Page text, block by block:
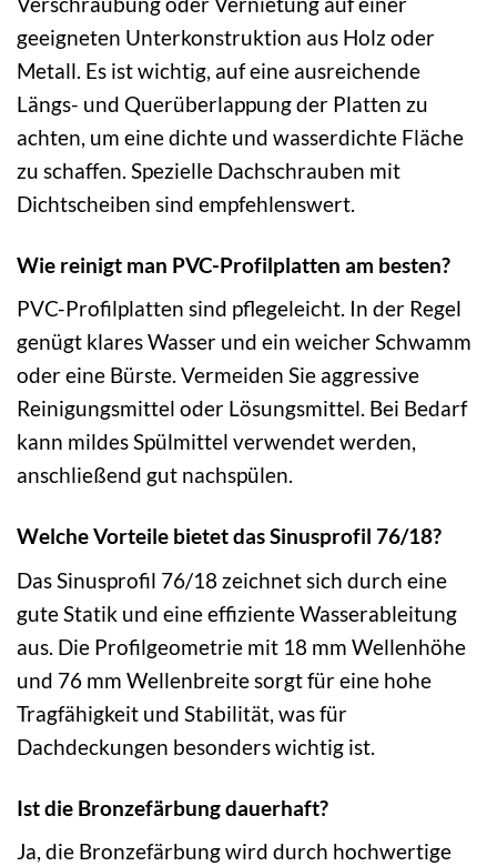
geeigneten Unterkonstruktion aus Holz oder
Metall. Es ist wichtig, auf eine ausreichende
Längs- und Querüberlappung der Platten zu
achten, um eine dichte und wasserdichte Fläche
zu schaffen. Spezielle Dachschrauben mit
Dichtscheiben sind empfehlenswert.
Wie reinigt man PVC-Profilplatten am besten?
PVC-Profilplatten sind pflegeleicht. In der Regel
genügt klares Wasser und ein weicher Schwamm
oder eine Bürste. Vermeiden Sie aggressive
Reinigungsmittel oder Lösungsmittel. Bei Bedarf
kann mildes Spülmittel verwendet werden,
anschließend gut nachspülen.
Welche Vorteile bietet das Sinusprofil 76/18?
Das Sinusprofil 76/18 zeichnet sich durch eine
gute Statik und eine effiziente Wasserableitung
aus. Die Profilgeometrie mit 18 mm Wellenhöhe
und 76 mm Wellenbreite sorgt für eine hohe
Tragfähigkeit und Stabilität, was für
Dachdeckungen besonders wichtig ist.
Ist die Bronzefärbung dauerhaft?
Ja, die Bronzefärbung wird durch hochwertige